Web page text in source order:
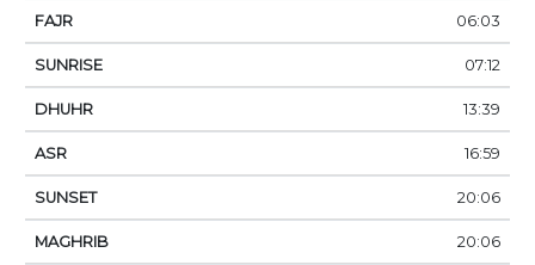
06:03
07:12
13:39
16:59
20:06
20:06